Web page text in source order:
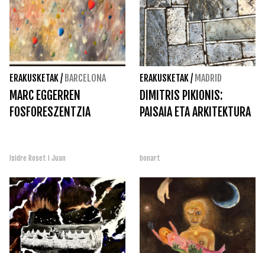
ERAKUSKETAK/ BARCELONA
MARC EGGERREN
FOSFORESZENTZIA
Isidre Roset i Juan
ERAKUSKETAK/ MADRID
DIMITRIS PIKIONIS:
PAISAIA ETA ARKITEKTURA
bonart